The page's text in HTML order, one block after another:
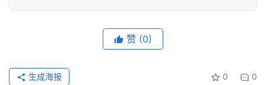
赞 (0)
0 0
生成海报